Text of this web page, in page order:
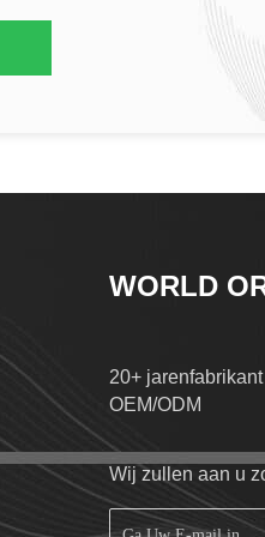
WORLD
20+
OEM/ODM
Wij zullen aan u